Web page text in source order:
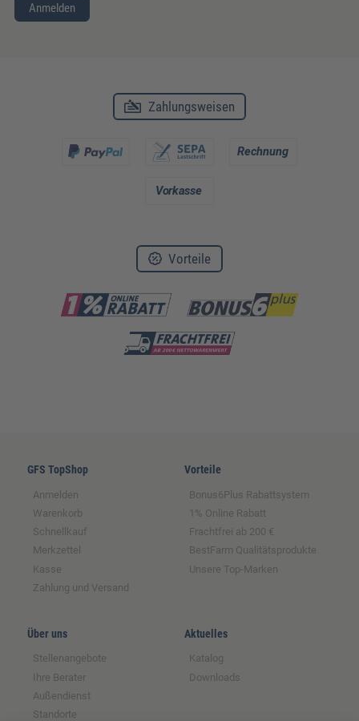
Anmelden
Zahlungsweisen
Vorteile
GFS TopShop
Anmelden
Warenkorb
Schnellkauf
Merkzettel
Kasse
Zahlung und Versand
Vorteile
Bonus6Plus Rabattsystem
1% Online Rabatt
Frachtfrei ab 200 €
BestFarm Qualitätsprodukte
Unsere Top-Marken
Über uns
Stellenangebote
Ihre Berater
Außendienst
Standorte
Aktuelles
Katalog
Downloads